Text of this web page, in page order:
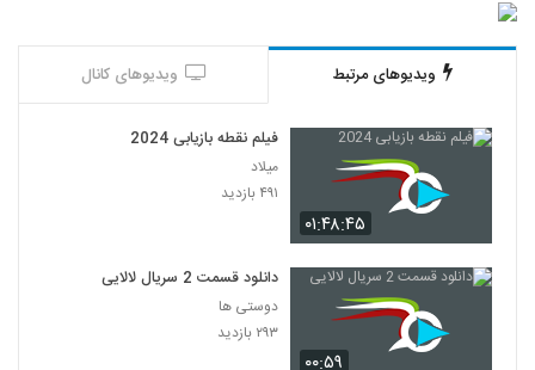
ویدیوهای مرتبط ویدیوهای کانال
۰۱:۴۸:۴۵
فیلم نقطه بازیابی 2024
میلاد
۴۹۱ بازدید
۰۰:۵۹
دانلود قسمت 2 سریال لالایی
دوستی ها
۲۹۳ بازدید